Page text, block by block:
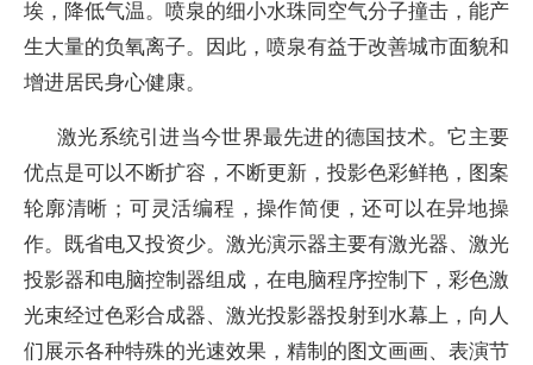
埃，降低气温。喷泉的细小水珠同空气分子撞击，能产
生大量的负氧离子。因此，喷泉有益于改善城市面貌和
增进居民身心健康。
激光系统引进当今世界最先进的德国技术。它主要
优点是可以不断扩容，不断更新，投影色彩鲜艳，图案
轮廓清晰；可灵活编程，操作简便，还可以在异地操
作。既省电又投资少。激光演示器主要有激光器、激光
投影器和电脑控制器组成，在电脑程序控制下，彩色激
光束经过色彩合成器、激光投影器投射到水幕上，向人
们展示各种特殊的光速效果，精制的图文画画、表演节